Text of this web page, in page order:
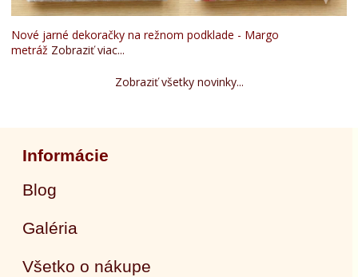
Nové jarné dekoračky na režnom podklade - Margo
metráž Zobraziť viac...
Zobraziť všetky novinky...
Informácie
Blog
Galéria
Všetko o nákupe